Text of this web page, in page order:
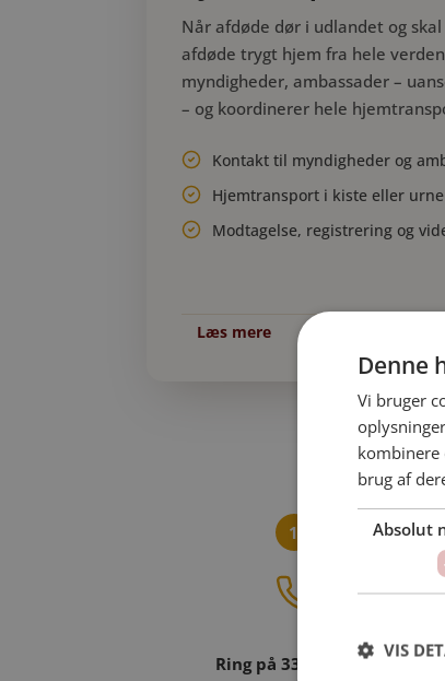
Når afdøde dør i udlandet og
afdøde trygt hjem fra hele
myndigheder, ambassader –
– og koordinerer hele
Kontakt til myndigheder og
Hjemtransport i kiste eller
Modtagelse, registrering og
Læs mere
1
Ring på 33 13 75 40
Denne
Vi bruger
kombinere
brug af
Absolut
VIS